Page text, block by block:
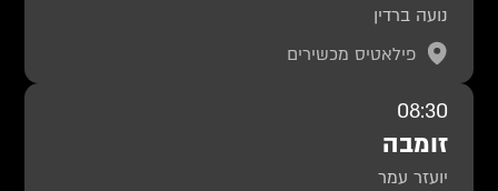
נועה ברדין
פילאטיס מכשירים
08:30
זומבה
יועזר עמר